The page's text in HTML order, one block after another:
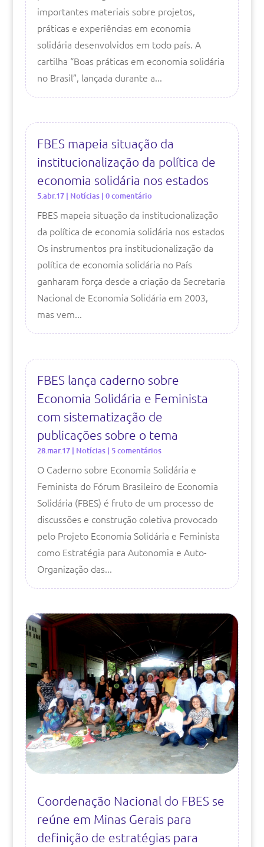
importantes materiais sobre projetos,
práticas e experiências em economia
solidária desenvolvidos em todo país. A
cartilha “Boas práticas em economia solidária
no Brasil”, lançada durante a...
FBES mapeia situação da
institucionalização da política de
economia solidária nos estados
5.abr.17| Notícias| 0 comentário
FBES mapeia situação da institucionalização
da política de economia solidária nos estados
Os instrumentos pra institucionalização da
política de economia solidária no País
ganharam força desde a criação da Secretaria
Nacional de Economia Solidária em 2003,
mas vem...
FBES lança caderno sobre
Economia Solidária e Feminista
com sistematização de
publicações sobre o tema
28.mar.17| Notícias| 5 comentários
O Caderno sobre Economia Solidária e
Feminista do Fórum Brasileiro de Economia
Solidária (FBES) é fruto de um processo de
discussões e construção coletiva provocado
pelo Projeto Economia Solidária e Feminista
como Estratégia para Autonomia e Auto-
Organização das...
Coordenação Nacional do FBES se
reúne em Minas Gerais para
definição de estratégias para